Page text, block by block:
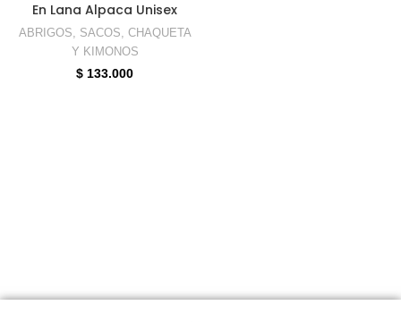
En Lana Alpaca Unisex
ABRIGOS, SACOS, CHAQUETA
Y KIMONOS
$ 133.000